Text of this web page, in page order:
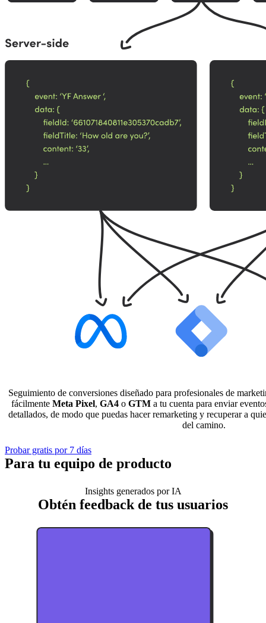
Seguimiento de conversiones diseñado para profesionales de
fácilmenteMeta Pixel,GA4 oGTM a tu cuenta para enviar
detallados, de modo que puedas hacer remarketing y recuperar a
del camino.
Probar gratis por 7 días
Para tu equipo de producto
Insights generados por IA
Obtén feedback de tus usuarios